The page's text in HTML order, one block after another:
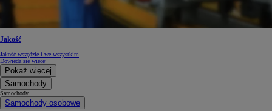
Jakość
Jakość wszędzie i we wszystkim
Dowiedz się więcej
Pokaż więcej
Samochody
Samochody
Samochody osobowe